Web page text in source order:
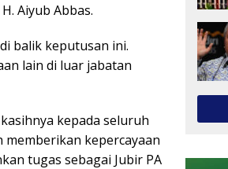
Aiyub Abbas.
balik keputusan ini.
lain di luar jabatan
kepada seluruh
memberikan kepercayaan
tugas sebagai Jubir PA